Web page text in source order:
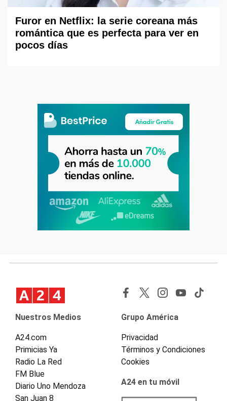
Furor en Netflix: la serie coreana más
romántica que es perfecta para ver en
pocos días
Nuestros Medios
A24.com
Primicias Ya
Radio La Red
FM Blue
Diario Uno Mendoza
San Juan 8
Grupo América
Privacidad
Términos y Condiciones
Cookies
A24 en tu móvil